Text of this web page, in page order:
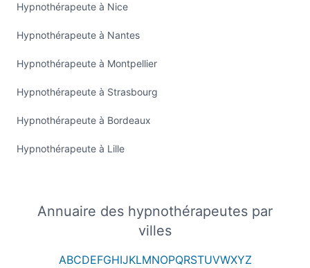
Hypnothérapeute à Nice
Hypnothérapeute à Nantes
Hypnothérapeute à Montpellier
Hypnothérapeute à Strasbourg
Hypnothérapeute à Bordeaux
Hypnothérapeute à Lille
Annuaire des hypnothérapeutes par
villes
ABCDEFGHIJKLMNOPQRSTUVWXYZ